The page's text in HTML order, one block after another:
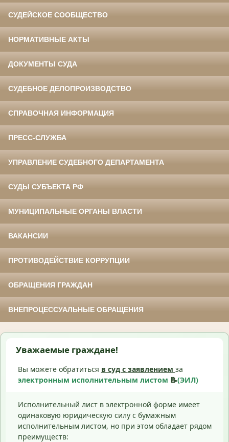
СУДЕЙСКОЕ СООБЩЕСТВО
НОРМАТИВНЫЕ АКТЫ
ДОКУМЕНТЫ СУДА
СУДЕБНОЕ ДЕЛОПРОИЗВОДСТВО
СПРАВОЧНАЯ ИНФОРМАЦИЯ
ПРЕСС-СЛУЖБА
УПРАВЛЕНИЕ СУДЕБНОГО ДЕПАРТАМЕНТА
СУДЫ СУБЪЕКТА РФ
МУНИЦИПАЛЬНЫЕ ОРГАНЫ ВЛАСТИ
ВАКАНСИИ
ПРОТИВОДЕЙСТВИЕ КОРРУПЦИИ
ОБРАЩЕНИЯ ГРАЖДАН
ВНЕПРОЦЕССУАЛЬНЫЕ ОБРАЩЕНИЯ
Уважаемые граждане!
Вы можете обратиться в суд с заявлением за
электронным исполнительным листом 📝(ЭИЛ)
Исполнительный лист в электронной форме имеет
одинаковую юридическую силу с бумажным
исполнительным листом, но при этом обладает рядом
преимуществ: